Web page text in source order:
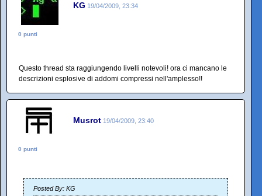
KG 19/04/2009, 23:34
0 punti
Questo thread sta raggiungendo livelli notevoli! ora ci mancano le
descrizioni esplosive di addomi compressi nell'amplesso!!
Musrot 19/04/2009, 23:40
0 punti
Posted By: KG